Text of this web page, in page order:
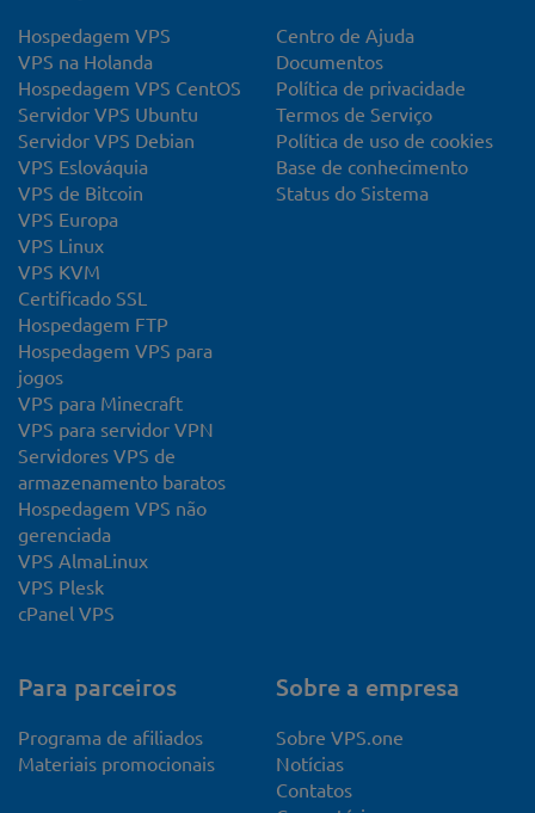
Hospedagem VPS
VPS na Holanda
Hospedagem VPS CentOS
Servidor VPS Ubuntu
Servidor VPS Debian
VPS Eslováquia
VPS de Bitcoin
VPS Europa
VPS Linux
VPS KVM
Certificado SSL
Hospedagem FTP
Hospedagem VPS para
jogos
VPS para Minecraft
VPS para servidor VPN
Servidores VPS de
armazenamento baratos
Hospedagem VPS não
gerenciada
VPS AlmaLinux
VPS Plesk
cPanel VPS
Centro de Ajuda
Documentos
Política de privacidade
Termos de Serviço
Política de uso de cookies
Base de conhecimento
Status do Sistema
Para parceiros
Programa de afiliados
Materiais promocionais
Sobre a empresa
Sobre VPS.one
Notícias
Contatos